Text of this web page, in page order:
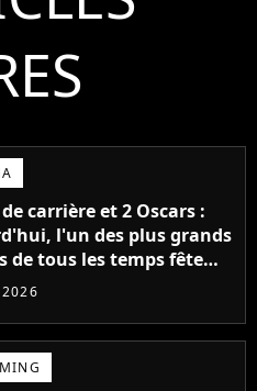
carrière et 2 Oscars :
l'un des plus grands
de tous les temps fête